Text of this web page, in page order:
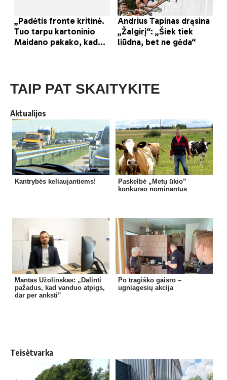
TAIP PAT SKAITYKITE
Aktualijos
Kantrybės keliaujantiems!
Paskelbė „Metų ūkio”
konkurso nominantus
Mantas Užolinskas: „Dalinti
pažadus, kad vanduo atpigs,
dar per anksti”
Po tragiško gaisro –
ugniagesių akcija
Teisėtvarka